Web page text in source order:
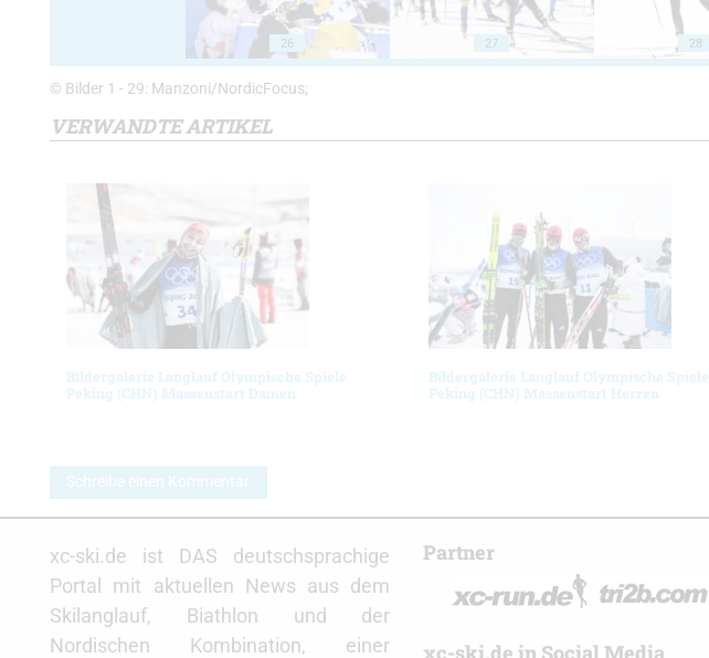
26 27 28
© Bilder 1 - 29: Manzoni/NordicFocus;
VERWANDTE ARTIKEL
Bildergalerie Langlauf Olympische Spiele
Peking (CHN) Massenstart Damen
Bildergalerie Langlauf Olympische Spiele
Peking (CHN) Massenstart Herren
Schreibe einen Kommentar
xc-ski.de ist DAS deutschsprachige
Portal mit aktuellen News aus dem
Skilanglauf, Biathlon und der
Nordischen Kombination, einer
Partner
xc-ski.de in Social Media